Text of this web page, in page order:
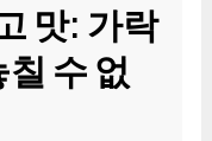
맛: 가락
수 없